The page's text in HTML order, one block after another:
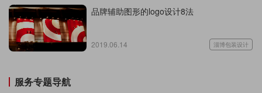
品牌辅助图形的logo设计8法
2019.06.14 淄博包装设计
服务专题导航